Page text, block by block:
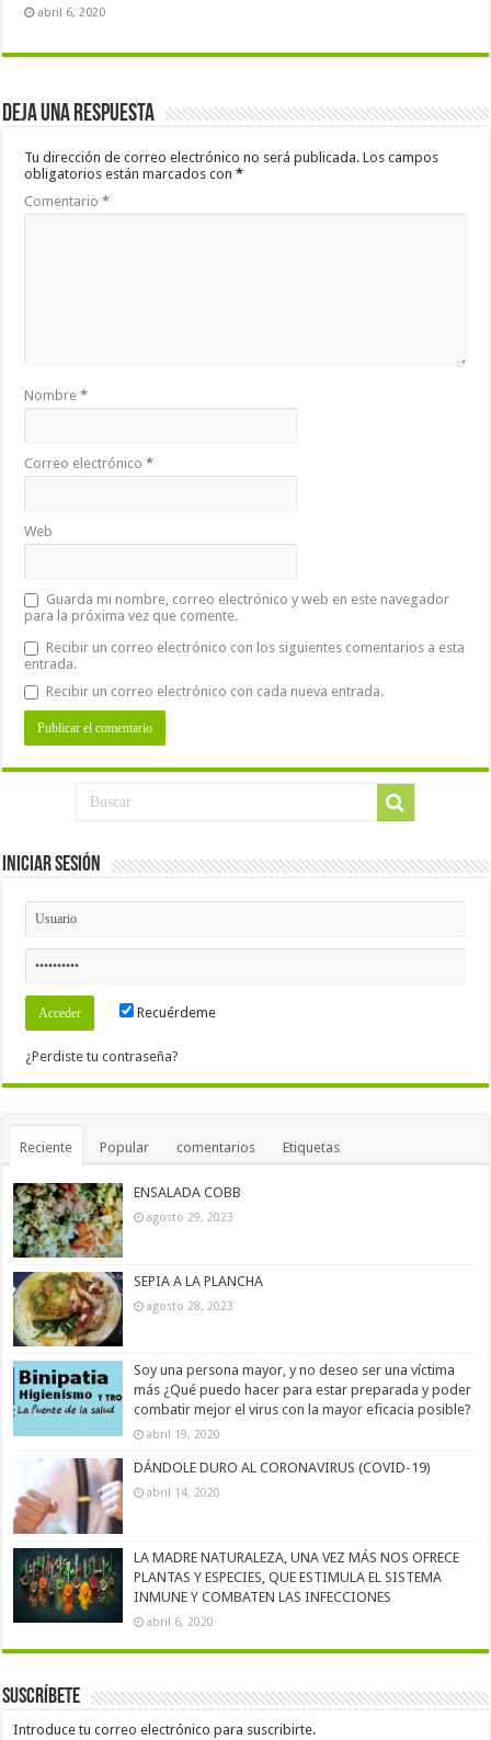
abril 6, 2020
Deja una respuesta
Tu dirección de correo electrónico no será publicada. Los campos
obligatorios están marcados con*
Comentario*
Nombre*
Correo electrónico*
Web
Guarda mi nombre, correo electrónico y web en este navegador
para la próxima vez que comente.
Recibir un correo electrónico con los siguientes comentarios a esta
entrada.
Recibir un correo electrónico con cada nueva entrada.
Iniciar Sesión
Recuérdeme
¿Perdiste tu contraseña?
Reciente Popular comentarios Etiquetas
ENSALADA COBB
agosto 29, 2023
SEPIA A LA PLANCHA
agosto 28, 2023
Soy una persona mayor, y no deseo ser una víctima
más ¿Qué puedo hacer para estar preparada y poder
combatir mejor el virus con la mayor eficacia posible?
abril 19, 2020
DÁNDOLE DURO AL CORONAVIRUS (COVID-19)
abril 14, 2020
LA MADRE NATURALEZA, UNA VEZ MÁS NOS OFRECE
PLANTAS Y ESPECIES, QUE ESTIMULA EL SISTEMA
INMUNE Y COMBATEN LAS INFECCIONES
abril 6, 2020
Suscríbete
Introduce tu correo electrónico para suscribirte.